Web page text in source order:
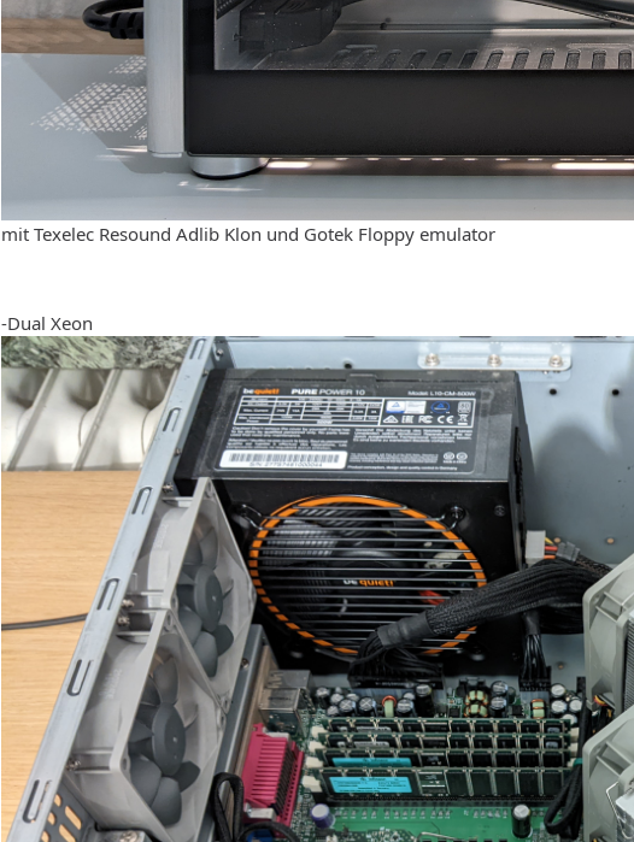
mit Texelec Resound Adlib Klon und Gotek Floppy emulator
-Dual Xeon